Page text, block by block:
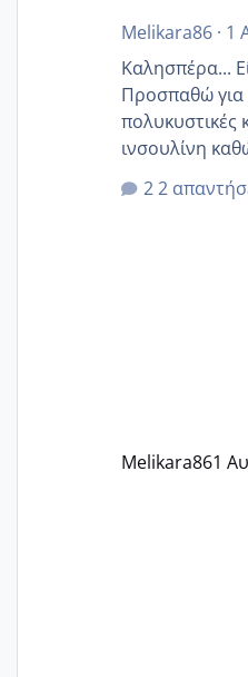
Melikara86· 1
Καλησπέρα...
Προσπαθώ για
πολυκυστικές
ινσουλίνη
κιλά
δεν χάνω εύκολα! Προσπαθώ
2
Melikara861